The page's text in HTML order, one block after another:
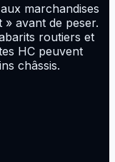
marchandises
avant de peser.
routiers et
HC peuvent
châssis.